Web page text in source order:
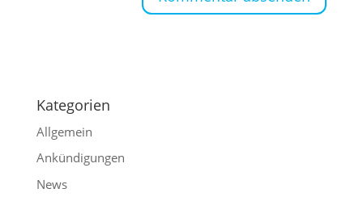
Kategorien
Allgemein
Ankündigungen
News